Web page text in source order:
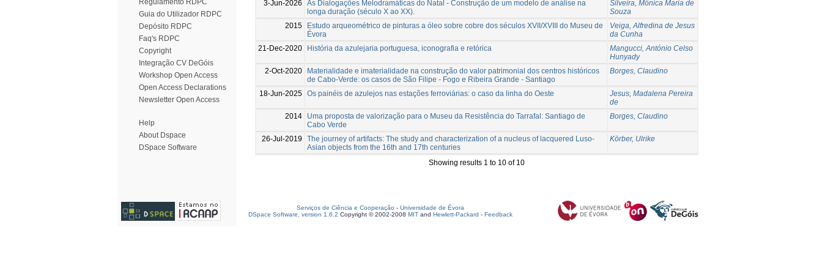
Regulamento RDPC
Guia do Utilizador RDPC
Depósito RDPC
Faq's RDPC
Copyright
Integração CV DeGóis
Workshop Open Access
Open Access Declarations
Newsletter Open Access
Help
About Dspace
DSpace Software
3-Jun-2026
As Dialogações Melodramáticas do Natal - Construção de um modelo de análise na
longa duração (século X ao XX).
Silveira, Mônica Maria de
Souza
2015
Estudo arqueométrico de pinturas a óleo sobre cobre dos séculos XVII/XVIII do Museu de
Évora
Veiga, Alfredina de Jesus
da Cunha
21-Dec-2020
História da azulejaria portuguesa, iconografia e retórica
Mangucci, António Celso
Hunyady
2-Oct-2020
Materialidade e imaterialidade na construção do valor patrimonial dos centros históricos
de Cabo-Verde: os casos de São Filipe - Fogo e Ribeira Grande - Santiago
Borges, Claudino
18-Jun-2025 Os painéis de azulejos nas estações ferroviárias: o caso da linha do Oeste
Jesus, Madalena Pereira
de
2014
Uma proposta de valorização para o Museu da Resistência do Tarrafal: Santiago de
Cabo Verde
Borges, Claudino
26-Jul-2019
The journey of artifacts: The study and characterization of a nucleus of lacquered Luso-
Asian objects from the 16th and 17th centuries
Körber, Ulrike
Showing results 1 to 10 of 10
Serviços de Ciência e Cooperação - Universidade de Évora
DSpace Software, version 1.6.2 Copyright © 2002-2008 MIT and Hewlett-Packard - Feedback